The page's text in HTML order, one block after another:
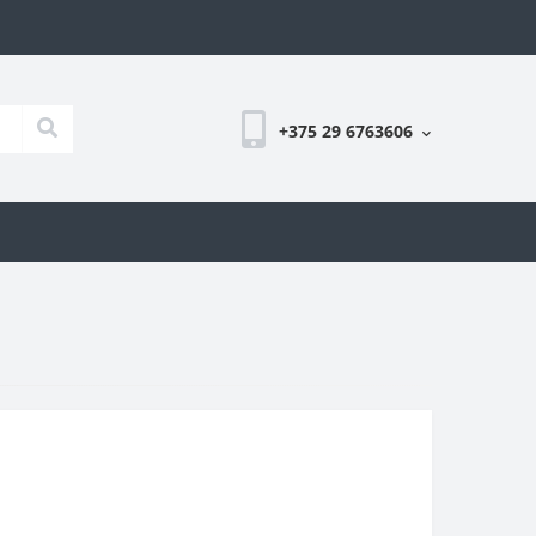
+375 29 6763606